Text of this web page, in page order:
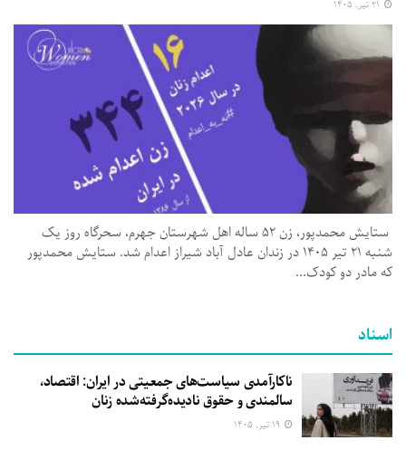
ستایش محمدپور، زن ۵۲ ساله اهل شهرستان جهرم، سحرگاه روز یک‌
شنبه ۲۱ تیر ۱۴۰۵ در زندان عادل ‌آباد شیراز اعدام شد. ستایش محمدپور
که مادر دو کودک...
اسناد
ناکارآمدی سیاست‌های جمعیتی در ایران: اقتصاد،
سالمندی و حقوق نادیده‌گرفته‌شده زنان